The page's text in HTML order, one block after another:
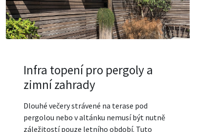
Infra topení pro pergoly a
zimní zahrady
Dlouhé večery strávené na terase pod
pergolou nebo v altánku nemusí být nutně
záležitostí pouze letního období. Tuto